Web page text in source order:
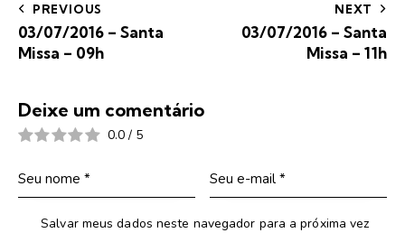
PREVIOUS
03/07/2016 – Santa
Missa – 09h
NEXT
03/07/2016 – Santa
Missa – 11h
Deixe um comentário
0.0 / 5
Salvar meus dados neste navegador para a próxima vez